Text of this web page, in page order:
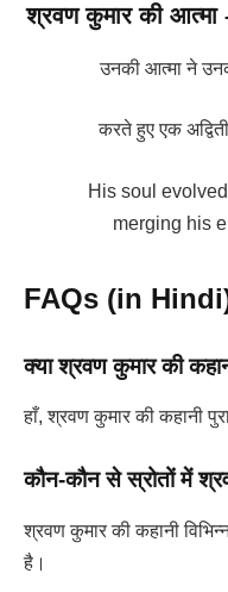
श्रवण कुमार की
उनकी आत्मा ने
करते हुए एक
His soul
merging his
FAQs (in
क्या श्रवण कुमार की
हाँ, श्रवण कुमार की कहानी
कौन-कौन से स्रोतों में
श्रवण कुमार की कहानी
है।